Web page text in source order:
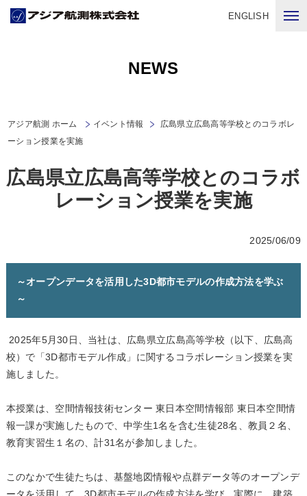
ENGLISH
NEWS
アジア航測 ホーム イベント情報
広島県立広島高等学校とのコラボレ
ーション授業を実施
広島県立広島高等学校とのコラボ
レーション授業を実施
2025/06/09
～オープンデータを活用した3D都市モデルの作成方法を学ぶ
～
2025年5月30日、当社は、広島県立広島高等学校（以下、広島高
校）で「3D都市モデル作成」に関するコラボレーション授業を実
施しました。
本授業は、空間情報技術センター 東日本空間情報部 東日本空間情
報一課が実施したもので、中学生1名を含む生徒28名、教員２名、
教育実習生１名の、計31名が参加しました。
このなかで生徒たちは、基盤地図情報や点群データ等のオープンデ